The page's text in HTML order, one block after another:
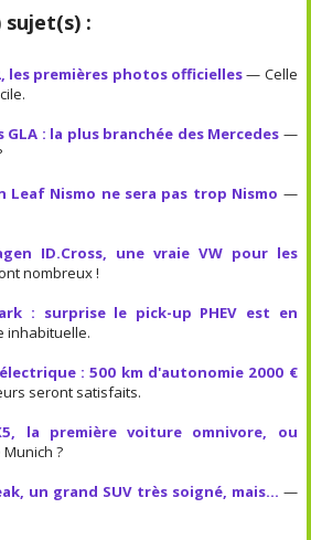
sujet(s) :
les premières photos officielles— Celle
GLA : la plus branchée des Mercedes —
Leaf Nismo ne sera pas trop Nismo —
ID.Cross, une vraie VW pour les
nombreux !
: surprise le pick-up PHEV est en
inhabituelle.
: 500 km d'autonomie 2000 €
seront satisfaits.
la première voiture omnivore, ou
?
un grand SUV très soigné, mais... —